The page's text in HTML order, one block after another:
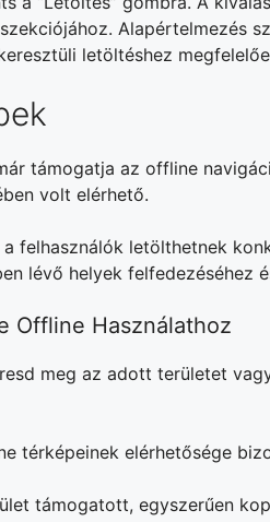
Alapértelmezés
letöltéshez
támogatja az offline
volt elérhető.
a felhasználók letölthetnek
lévő helyek felfedezéséhez
Offline Használathoz
meg az adott területet
térképeinek elérhetősége
támogatott, egyszerűen